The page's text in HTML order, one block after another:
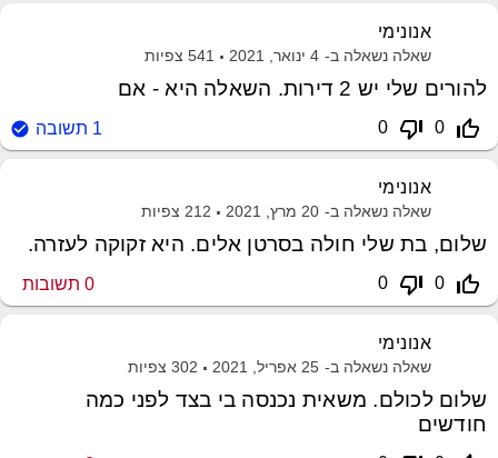
אנונימי
שאלה נשאלה ב- 4 ינואר, 2021 541 צפיות
להורים שלי יש 2 דירות. השאלה היא - אם
thumb_up_off_alt
0
thumb_down_off_alt
0
1 תשובה
אנונימי
שאלה נשאלה ב- 20 מרץ, 2021 212 צפיות
שלום, בת שלי חולה בסרטן אלים. היא זקוקה לעזרה.
thumb_up_off_alt
0
thumb_down_off_alt
0
0 תשובות
אנונימי
שאלה נשאלה ב- 25 אפריל, 2021 302 צפיות
שלום לכולם. משאית נכנסה בי בצד לפני כמה
חודשים